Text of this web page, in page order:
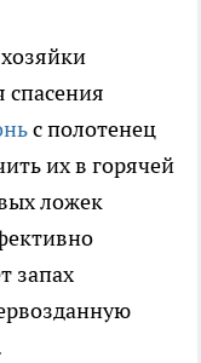
с полотенец
их в горячей
ложек
запах